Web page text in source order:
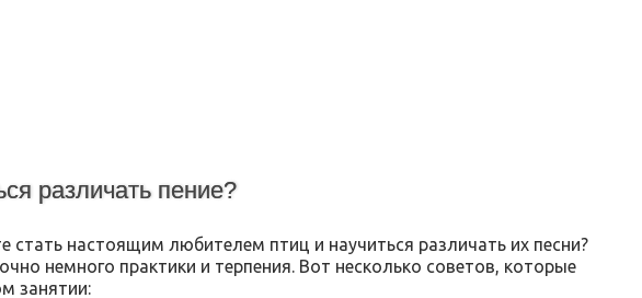
различать пение?
стать настоящим любителем птиц и научиться различать их песни?
немного практики и терпения. Вот несколько советов, которые
занятии: